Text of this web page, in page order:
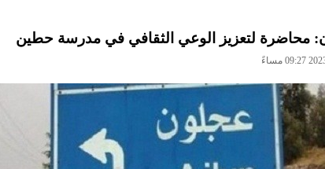
محاضرة لتعزيز الوعي الثقافي في مدرسة حطين